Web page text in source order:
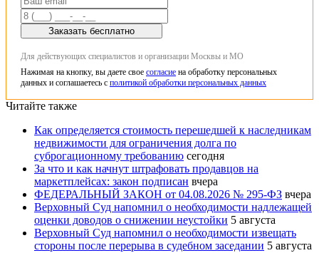
Заказать бесплатно
Для действующих специалистов и организации Москвы и МО
Нажимая на кнопку, вы даете свое согласие на обработку персональных
данных и соглашаетесь с политикой обработки персональных данных
Читайте также
Как определяется стоимость перешедшей к наследникам
недвижимости для ограничения долга по
суброгационному требованию сегодня
За что и как начнут штрафовать продавцов на
маркетплейсах: закон подписан вчера
ФЕДЕРАЛЬНЫЙ ЗАКОН от 04.08.2026 № 295-ФЗ вчера
Верховный Суд напомнил о необходимости надлежащей
оценки доводов о снижении неустойки 5 августа
Верховный Суд напомнил о необходимости извещать
стороны после перерыва в судебном заседании 5 августа